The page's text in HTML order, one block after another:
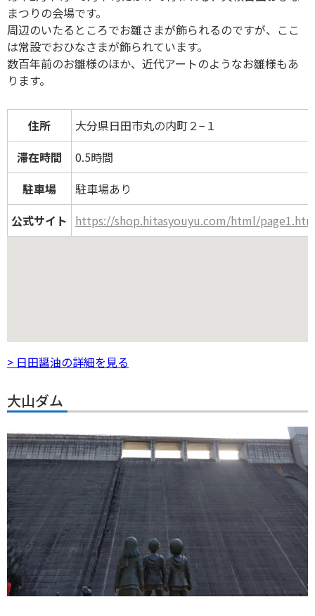
まつりの会場です。
周辺のいたるところでお雛さまが飾られるのですが、ここ
は常設でおひなさまが飾られています。
数百年前のお雛様のほか、近代アートのようなお雛様もあ
ります。
住所
大分県日田市丸の内町２−１
滞在時間
0.5時間
駐車場
駐車場あり
公式サイト https://shop.hitasyouyu.com/html/
> 日田醤油の詳細を見る
大山ダム